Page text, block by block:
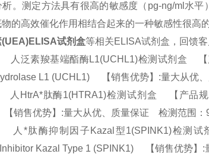
。测定方法具有很高的敏感度（pg-ng/ml水
的高效催化作用相结合起来的一种敏感性很高
(UEA)ELISA试剂盒等相关ELISA试剂盒，回馈
人泛素羧基端酯酶L1(UCHL1)检测试剂盒 【
L1 (UCHL1) 【销售优势】:量大从优
人HtrA*肽酶1(HTRA1)检测试剂盒 【产品规
销售优势】:量大从优、质量保证 检测范围
人*肽酶抑制因子Kazal型1(SPINK1)检测
Kazal Type 1 (SPINK1) 【销售优势